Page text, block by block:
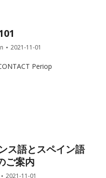
2021-11-01
Periop
ス語とスペイン語
ご案内
2021-11-01